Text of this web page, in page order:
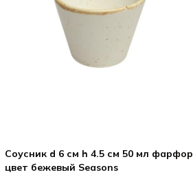
Соусник d 6 см h 4.5 см 50 мл фарфор
цвет бежевый Seasons